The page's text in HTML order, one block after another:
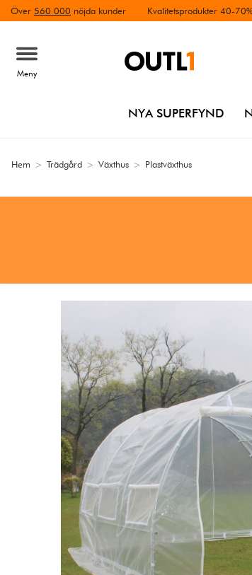
Över 560 000 nöjda kunder Kvalitetsprodukter 40-
Meny
NYA SUPERFYND
Hem > Trädgård > Växthus > Plastväxthus